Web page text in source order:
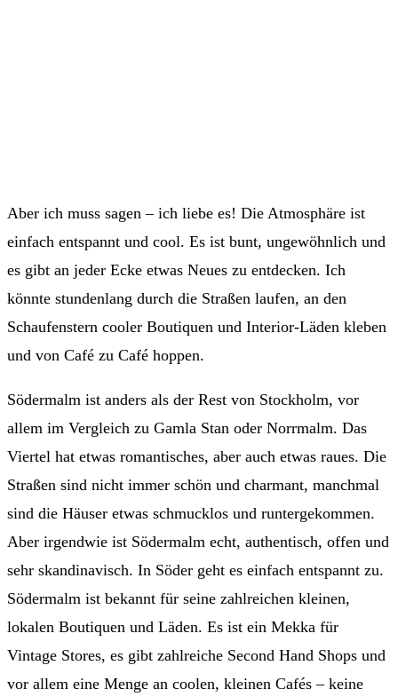
Aber ich muss sagen – ich liebe es! Die Atmosphäre ist
einfach entspannt und cool. Es ist bunt, ungewöhnlich und
es gibt an jeder Ecke etwas Neues zu entdecken. Ich
könnte stundenlang durch die Straßen laufen, an den
Schaufenstern cooler Boutiquen und Interior-Läden kleben
und von Café zu Café hoppen.
Södermalm ist anders als der Rest von Stockholm, vor
allem im Vergleich zu Gamla Stan oder Norrmalm. Das
Viertel hat etwas romantisches, aber auch etwas raues. Die
Straßen sind nicht immer schön und charmant, manchmal
sind die Häuser etwas schmucklos und runtergekommen.
Aber irgendwie ist Södermalm echt, authentisch, offen und
sehr skandinavisch. In Söder geht es einfach entspannt zu.
Södermalm ist bekannt für seine zahlreichen kleinen,
lokalen Boutiquen und Läden. Es ist ein Mekka für
Vintage Stores, es gibt zahlreiche Second Hand Shops und
vor allem eine Menge an coolen, kleinen Cafés – keine